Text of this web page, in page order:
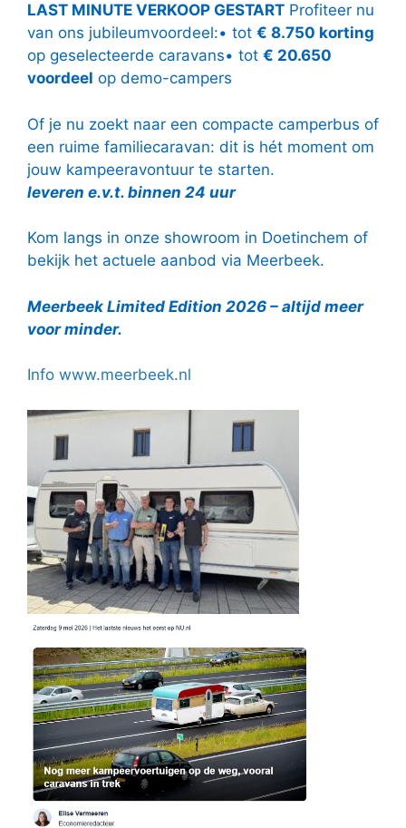
LAST MINUTE VERKOOP GESTART Profiteer nu
van ons jubileumvoordeel:• tot € 8.750 korting
op geselecteerde caravans• tot € 20.650
voordeel op demo-campers
Of je nu zoekt naar een compacte camperbus of
een ruime familiecaravan: dit is hét moment om
jouw kampeeravontuur te starten.
leveren e.v.t. binnen 24 uur
Kom langs in onze showroom in Doetinchem of
bekijk het actuele aanbod via Meerbeek.
Meerbeek Limited Edition 2026 – altijd meer
voor minder.
Info www.meerbeek.nl